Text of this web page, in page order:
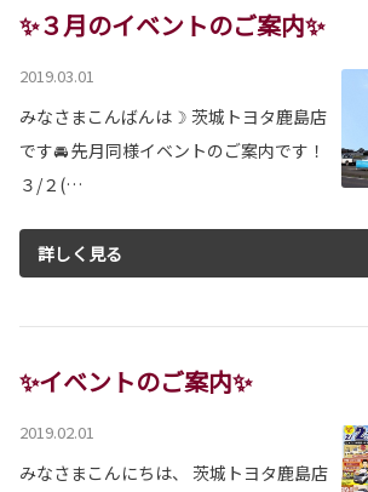
✨３月のイベントのご案内✨
2019.03.01
みなさまこんばんは☽ 茨城トヨタ鹿島店
です🚘 先月同様イベントのご案内です！
３/２(…
詳しく見る
✨イベントのご案内✨
2019.02.01
みなさまこんにちは、 茨城トヨタ鹿島店